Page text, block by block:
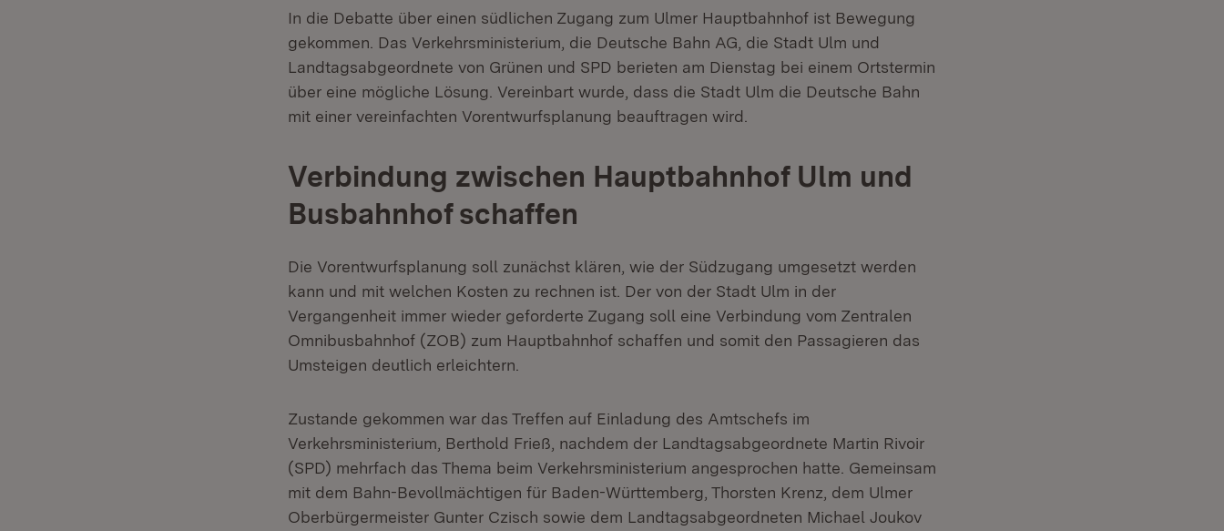
In die Debatte über einen südlichen Zugang zum Ulmer Hauptbahnhof ist Bewegung
gekommen. Das Verkehrsministerium, die Deutsche Bahn AG, die Stadt Ulm und
Landtagsabgeordnete von Grünen und SPD berieten am Dienstag bei einem Ortstermin
über eine mögliche Lösung. Vereinbart wurde, dass die Stadt Ulm die Deutsche Bahn
mit einer vereinfachten Vorentwurfsplanung beauftragen wird.
Verbindung zwischen Hauptbahnhof Ulm und
Busbahnhof schaffen
Die Vorentwurfsplanung soll zunächst klären, wie der Südzugang umgesetzt werden
kann und mit welchen Kosten zu rechnen ist. Der von der Stadt Ulm in der
Vergangenheit immer wieder geforderte Zugang soll eine Verbindung vom Zentralen
Omnibusbahnhof (ZOB) zum Hauptbahnhof schaffen und somit den Passagieren das
Umsteigen deutlich erleichtern.
Zustande gekommen war das Treffen auf Einladung des Amtschefs im
Verkehrsministerium, Berthold Frieß, nachdem der Landtagsabgeordnete Martin Rivoir
(SPD) mehrfach das Thema beim Verkehrsministerium angesprochen hatte. Gemeinsam
mit dem Bahn-Bevollmächtigen für Baden-Württemberg, Thorsten Krenz, dem Ulmer
Oberbürgermeister Gunter Czisch sowie dem Landtagsabgeordneten Michael Joukov